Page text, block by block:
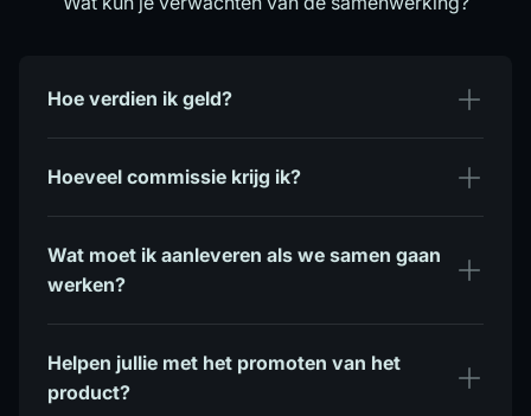
Hoe verdien ik geld?
Hoeveel commissie krijg ik?
Wat moet ik aanleveren als we samen gaan
werken?
Helpen jullie met het promoten van het
product?